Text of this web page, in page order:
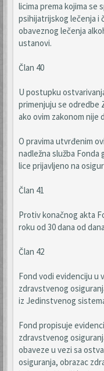
licima prema kojima se
psihijatrijskog lečenja i
obaveznog lečenja
ustanovi.
Član 40
U postupku
primenjuju se odredbe
ako ovim zakonom nije
O pravima utvrđenim
nadležna služba
lice prijavljeno na
Član 41
Protiv konačnog akta
roku od 30 dana od
Član 42
Fond vodi evidenciju u
zdravstvenog
iz Jedinstvenog
Fond propisuje
zdravstvenog
obaveze u vezi sa
osiguranja, obrazac